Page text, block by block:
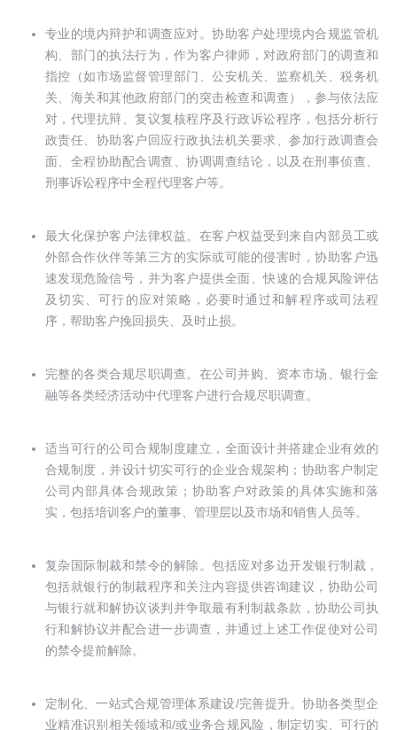
专业的境内辩护和调查应对。协助客户处理境内合规监管机
构、部门的执法行为，作为客户律师，对政府部门的调查和
指控（如市场监督管理部门、公安机关、监察机关、税务机
关、海关和其他政府部门的突击检查和调查），参与依法应
对，代理抗辩、复议复核程序及行政诉讼程序，包括分析行
政责任、协助客户回应行政执法机关要求、参加行政调查会
面、全程协助配合调查、协调调查结论，以及在刑事侦查、
刑事诉讼程序中全程代理客户等。
最大化保护客户法律权益。在客户权益受到来自内部员工或
外部合作伙伴等第三方的实际或可能的侵害时，协助客户迅
速发现危险信号，并为客户提供全面、快速的合规风险评估
及切实、可行的应对策略，必要时通过和解程序或司法程
序，帮助客户挽回损失、及时止损。
完整的各类合规尽职调查。在公司并购、资本市场、银行金
融等各类经济活动中代理客户进行合规尽职调查。
适当可行的公司合规制度建立，全面设计并搭建企业有效的
合规制度，并设计切实可行的企业合规架构；协助客户制定
公司内部具体合规政策；协助客户对政策的具体实施和落
实，包括培训客户的董事、管理层以及市场和销售人员等。
复杂国际制裁和禁令的解除。包括应对多边开发银行制裁，
包括就银行的制裁程序和关注内容提供咨询建议，协助公司
与银行就和解协议谈判并争取最有利制裁条款，协助公司执
行和解协议并配合进一步调查，并通过上述工作促使对公司
的禁令提前解除。
定制化、一站式合规管理体系建设/完善提升。协助各类型企
业精准识别相关领域和/或业务合规风险，制定切实、可行的